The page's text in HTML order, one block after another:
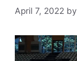
April 7, 2022 by